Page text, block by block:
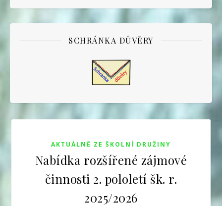
SCHRÁNKA DŮVĚRY
AKTUÁLNĚ ZE ŠKOLNÍ DRUŽINY
Nabídka rozšířené zájmové
činnosti 2. pololetí šk. r.
2025/2026